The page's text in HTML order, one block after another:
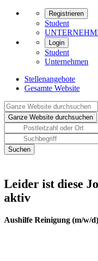
Registrieren
Student
Login
Student
Unternehmen
Stellenangebote
Gesamte Website
Leider ist diese
aktiv
Aushilfe Reinigung (m/w/d)